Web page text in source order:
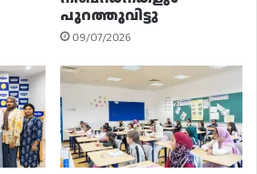
പുറത്തുവിട്ടു
09/07/2026